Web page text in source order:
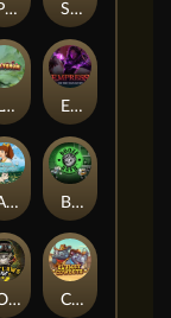
Lord Venom
Aiko and the Wind Spirit Booze Bash
Stack'em
Pug Life
Empress of the Shadows
Outlasw Inc Clumsy Cowboys